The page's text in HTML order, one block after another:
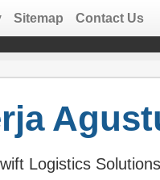
Sitemap Contact Us
Logistics